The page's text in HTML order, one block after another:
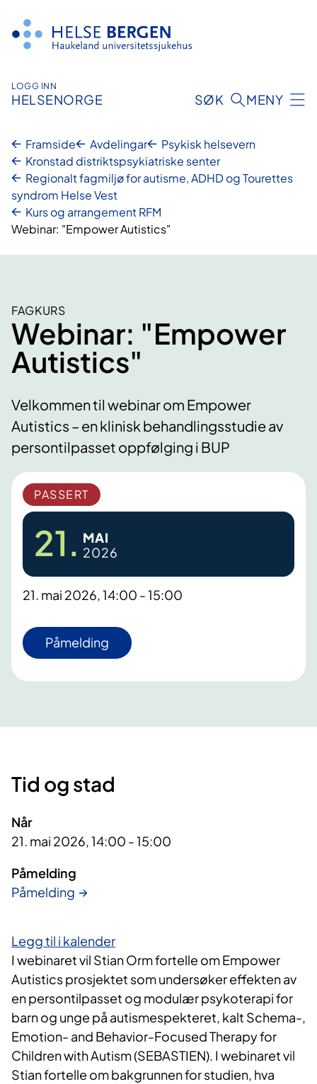
innhald
LOGG INN
HELSENORGE SØK MENY
Framside Avdelingar
Psykisk helsevern
Kronstad distriktspsykiatriske senter
Regionalt fagmiljø for autisme, ADHD og Tourettes
syndrom Helse Vest
Kurs og arrangement RFM
Webinar: "Empower Autistics"
FAGKURS
Webinar: "Empower
Autistics"
Velkommen til webinar om Empower
Autistics – en klinisk behandlingsstudie av
persontilpasset oppfølging i BUP
PASSERT
21. MAI
2026
21. mai 2026, 14:00 - 15:00
Påmelding
Tid og stad
Når
21. mai 2026, 14:00 - 15:00
Påmelding
Påmelding
Legg til i kalender
I webinaret vil Stian Orm fortelle om Empower
Autistics prosjektet som undersøker effekten av
en persontilpasset og modulær psykoterapi for
barn og unge på autismespekteret, kalt Schema-,
Emotion- and Behavior-Focused Therapy for
Children with Autism (SEBASTIEN). I webinaret vil
Stian fortelle om bakgrunnen for studien, hva